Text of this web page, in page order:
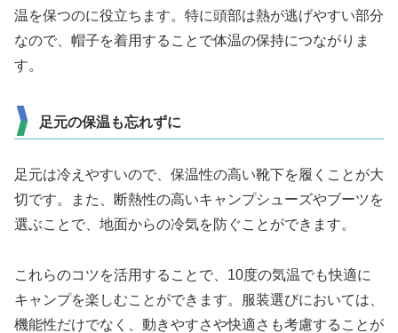
温を保つのに役立ちます。特に頭部は熱が逃げやすい部分
なので、帽子を着用することで体温の保持につながりま
す。
足元の保温も忘れずに
足元は冷えやすいので、保温性の高い靴下を履くことが大
切です。また、断熱性の高いキャンプシューズやブーツを
選ぶことで、地面からの冷気を防ぐことができます。
これらのコツを活用することで、10度の気温でも快適に
キャンプを楽しむことができます。服装選びにおいては、
機能性だけでなく、動きやすさや快適さも考慮することが